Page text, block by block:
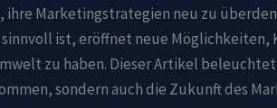
Marketingstrategien neu zu
ist, eröffnet neue
zu haben. Dieser Artikel
sondern auch die Zukunft des